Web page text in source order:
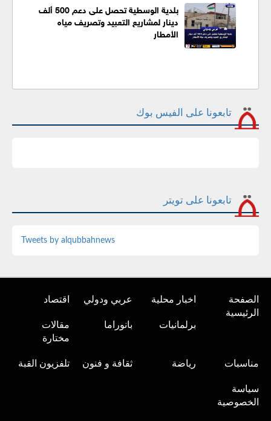
بلدية الوسطية تحصل على دعم 500 ألف
دينار لمشاريع التعبيد وتصريف مياه
الأمطار
تابعونا على الفيس بوك
تابعونا على تويتر
Tweets by alqubbahnews
الصفحة
الرئيسية
اخبار محلية عربي ودولي اقتصاد
برلمانيات بانوراما
مقالات
مختارة
مناسبات رياضة ثقافة و فنون تلفزيون القبة
سياسة
الخصوصية